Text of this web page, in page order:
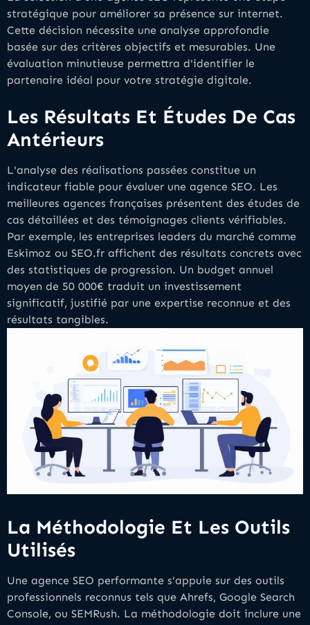
stratégique pour améliorer sa présence sur internet.
Cette décision nécessite une analyse approfondie
basée sur des critères objectifs et mesurables. Une
évaluation minutieuse permettra d'identifier le
partenaire idéal pour votre stratégie digitale.
Les Résultats Et Études De Cas
Antérieurs
L'analyse des réalisations passées constitue un
indicateur fiable pour évaluer une agence SEO. Les
meilleures agences françaises présentent des études de
cas détaillées et des témoignages clients vérifiables.
Par exemple, les entreprises leaders du marché comme
Eskimoz ou SEO.fr affichent des résultats concrets avec
des statistiques de progression. Un budget annuel
moyen de 50 000€ traduit un investissement
significatif, justifié par une expertise reconnue et des
résultats tangibles.
La Méthodologie Et Les Outils
Utilisés
Une agence SEO performante s'appuie sur des outils
professionnels reconnus tels que Ahrefs, Google Search
Console, ou SEMRush. La méthodologie doit inclure une